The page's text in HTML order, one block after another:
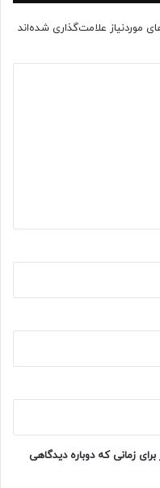
موردنیاز علامت‌گذاری شده‌اند
زمانی که دوباره دیدگاهی